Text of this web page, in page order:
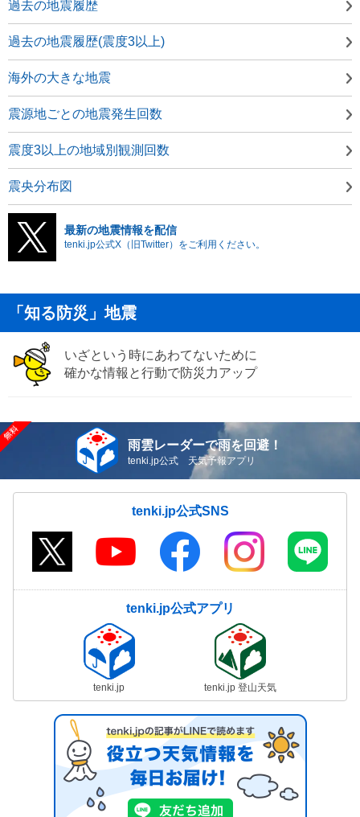
過去の地震履歴
過去の地震履歴(震度3以上)
海外の大きな地震
震源地ごとの地震発生回数
震度3以上の地域別観測回数
震央分布図
最新の地震情報を配信
tenki.jp公式X（旧Twitter）をご利用ください。
「知る防災」地震
いざという時にあわてないために
確かな情報と行動で防災力アップ
雨雲レーダーで雨を回避！
tenki.jp公式 天気予報アプリ
tenki.jp公式SNS
tenki.jp公式アプリ
tenki.jp tenki.jp 登山天気